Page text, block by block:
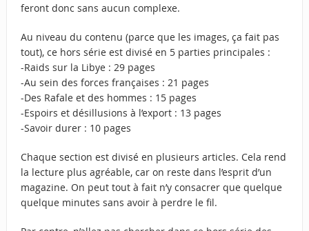
feront donc sans aucun complexe.
Au niveau du contenu (parce que les images, ça fait pas
tout), ce hors série est divisé en 5 parties principales :
-Raids sur la Libye : 29 pages
-Au sein des forces françaises : 21 pages
-Des Rafale et des hommes : 15 pages
-Espoirs et désillusions à l’export : 13 pages
-Savoir durer : 10 pages
Chaque section est divisé en plusieurs articles. Cela rend
la lecture plus agréable, car on reste dans l’esprit d’un
magazine. On peut tout à fait n’y consacrer que quelque
quelque minutes sans avoir à perdre le fil.